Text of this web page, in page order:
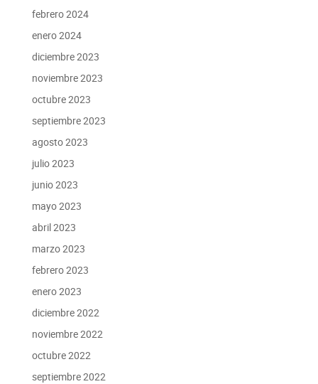
febrero 2024
enero 2024
diciembre 2023
noviembre 2023
octubre 2023
septiembre 2023
agosto 2023
julio 2023
junio 2023
mayo 2023
abril 2023
marzo 2023
febrero 2023
enero 2023
diciembre 2022
noviembre 2022
octubre 2022
septiembre 2022